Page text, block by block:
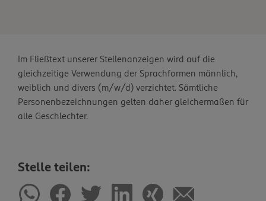
Im Fließtext unserer Stellenanzeigen wird auf die
gleichzeitige Verwendung der Sprachformen männlich,
weiblich und divers (m/w/d) verzichtet. Sämtliche
Personenbezeichnungen gelten daher gleichermaßen für
alle Geschlechter.
Stelle teilen: